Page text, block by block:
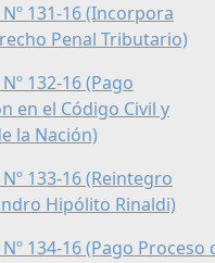
Nº 131-16 (Incorpora
Penal Tributario)
Nº 132-16 (Pago
en el Código Civil y
la Nación)
Nº 133-16 (Reintegro
Hipólito Rinaldi)
Nº 134-16 (Pago Proceso